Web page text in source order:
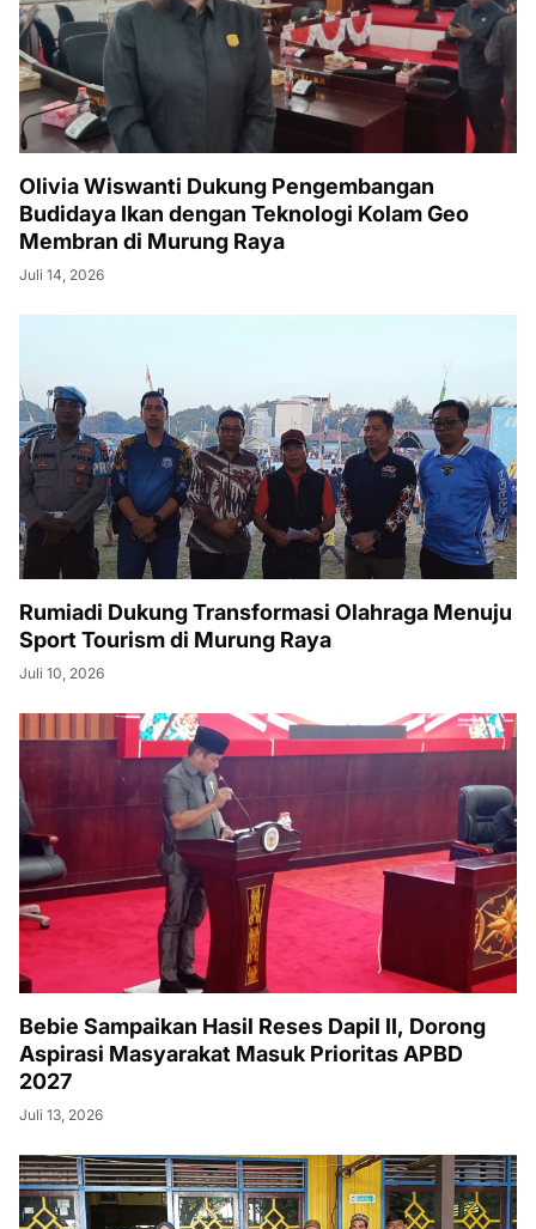
Olivia Wiswanti Dukung Pengembangan
Budidaya Ikan dengan Teknologi Kolam Geo
Membran di Murung Raya
Juli 14, 2026
Rumiadi Dukung Transformasi Olahraga Menuju
Sport Tourism di Murung Raya
Juli 10, 2026
Bebie Sampaikan Hasil Reses Dapil II, Dorong
Aspirasi Masyarakat Masuk Prioritas APBD
2027
Juli 13, 2026